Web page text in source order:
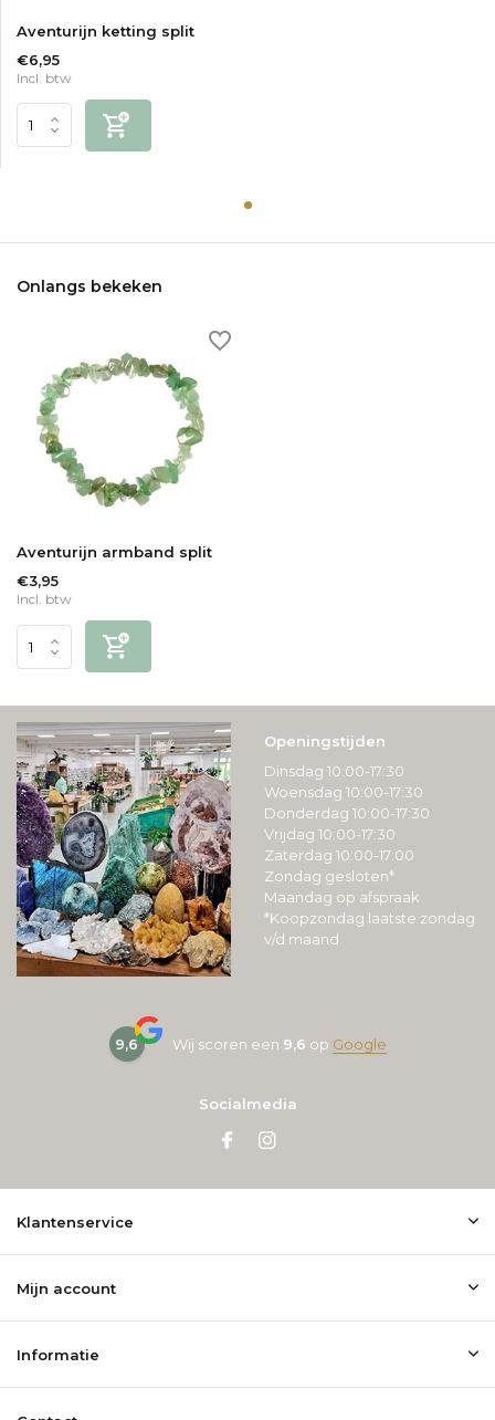
Aventurijn ketting split
€6,95
Incl. btw
Onlangs bekeken
Aventurijn armband split
€3,95
Incl. btw
Openingstijden
Dinsdag 10:00-17:30
Woensdag 10:00-17:30
Donderdag 10:00-17:30
Vrijdag 10:00-17:30
Zaterdag 10:00-17:00
Zondag gesloten*
Maandag op afspraak
*Koopzondag laatste zondag
v/d maand
9,6 Wij scoren een 9,6 op Google
Socialmedia
Klantenservice
Mijn account
Informatie